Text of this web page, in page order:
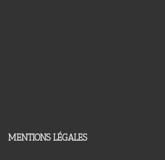
MENTIONS LÉGALES